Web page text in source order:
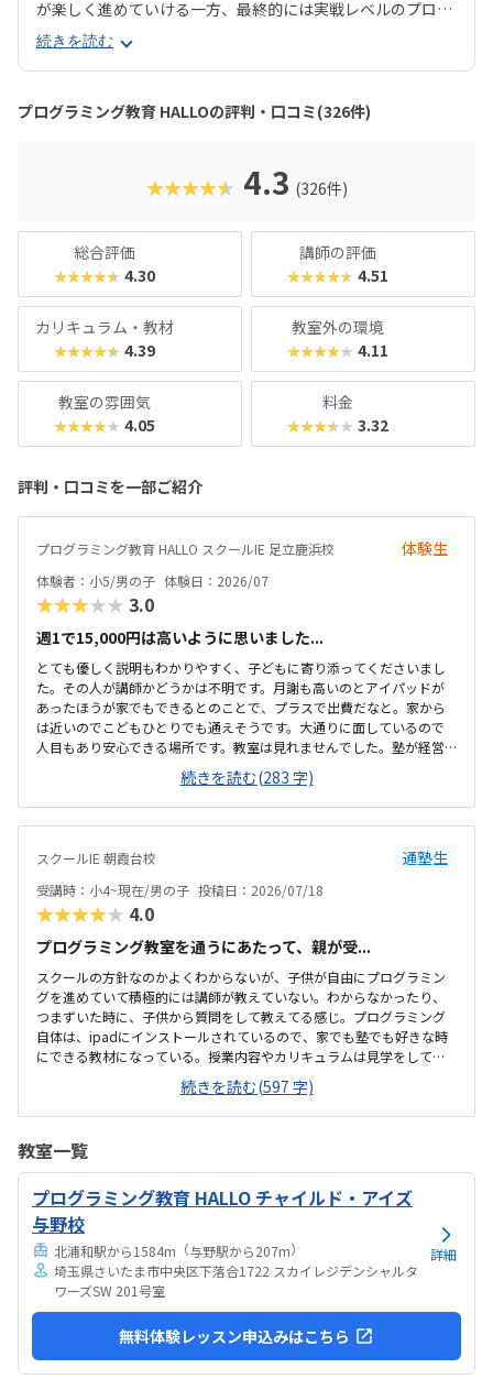
が楽しく進めていける一方、最終的には実戦レベルのプログ
ラミングスキルが身につく「Playgram」には、まるでマイ
ンクラフト（マイクラ）のように3D空間をデザインできるモ
ードも。子どもの創造性と技術力、そのどちらも高めていけ
るスクールをお探しのご家庭にぴったりのスクールです。ま
た、運営元のやる気スイッチグループといえば、子どもの性
名。学習計画や講師とのマッチングに使われるそうで、「教
材はいいけど、先生との相性が……」なんてトラブルも極力
くの教室に足を運んでみてくださいね。
続きを読む
プログラミング教育 HALLOの評判・口コミ(326件)
★★★★★ 4.3 (326件)
総合評価
★★★★★ 4.30
講師の評価
★★★★★ 4.51
カリキュラム・教材
★★★★★ 4.39
教室外の環境
★★★★★ 4.11
教室の雰囲気
★★★★★ 4.05
料金
★★★★★ 3.32
評判・口コミを一部ご紹介
プログラミング教育 HALLO スクールIE 足立鹿浜校 体験生
体験者：小5/男の子 体験日：2026/07
★★★★★ 3.0
週1で15,000円は高いように思いました...
とても優しく説明もわかりやすく、子どもに寄り添ってくださいまし
た。その人が講師かどうかは不明です。月謝も高いのとアイパッドが
あったほうが家でもできるとのことで、プラスで出費だなと。家から
は近いのでこどもひとりでも通えそうです。大通りに面しているので
人目もあり安心できる場所です。教室は見れませんでした。塾が経営
しているとのことで塾の方の教室は少し覗けました。建物自体が古い
感じでした。週1で15,000円は高いように思いました。もう少し回数を
増やしてもらうか、下げてもらえると助かります。説明してくれた方
はとても説明がわかりやすく、こどもに寄り添ってくださいました。
続きを読む(283 字)
スクールIE 朝霞台校 通塾生
受講時：小4~現在/男の子 投稿日：2026/07/18
★★★★★ 4.0
プログラミング教室を通うにあたって、親が受...
スクールの方針なのかよくわからないが、子供が自由にプログラミン
グを進めていて積極的には講師が教えていない。わからなかったり、
つまずいた時に、子供から質問をして教えてる感じ。プログラミング
自体は、ipadにインストールされているので、家でも塾でも好きな時
にできる教材になっている。授業内容やカリキュラムは見学をしてい
ないので子供の話だが、積極的に講師が教えていないみたい。月1回は
プログラミングで作ったものを発表すると聞いていたが、実施してな
いみたい。駅からは徒歩ですぐ来れる距離で、一本道だから迷うこと
は路上駐車になります。駐輪スペースはあるので子供一人でも近い人
なら行けると思います。奥の方まで覗いたことはないので詳しくはわ
からないが、入り口や教室の内装は奇麗だと思います。気軽に入りや
すい感じがします。ひとそれぞれになってしまい...
続きを読む(597 字)
教室一覧
プログラミング教育 HALLO チャイルド・アイズ
与野校
北浦和駅から1584m （与野駅から207m）
埼玉県さいたま市中央区下落合1722 スカイレジデンシャルタ
ワーズSW 201号室
詳細
無料体験レッスン申込みはこちら